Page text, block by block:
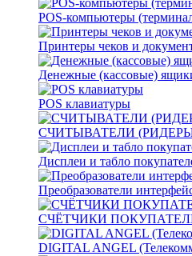
POS-компьютеры
Принтеры чеков и
Денежные (кассовые)
POS клавиатуры
СЧИТЫВАТЕЛИ
Дисплеи и табло
Преобразователи
СЧЁТЧИКИ
DIGITAL ANGEL